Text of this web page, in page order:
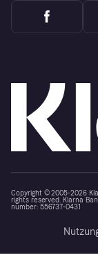
Copyright © 2005-2026
rights reserved. Klarna
number: 556737-0431